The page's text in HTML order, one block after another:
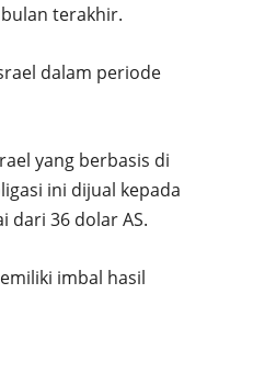
terakhir.
dalam periode
yang berbasis di
ini dijual kepada
dari 36 dolar AS.
imbal hasil